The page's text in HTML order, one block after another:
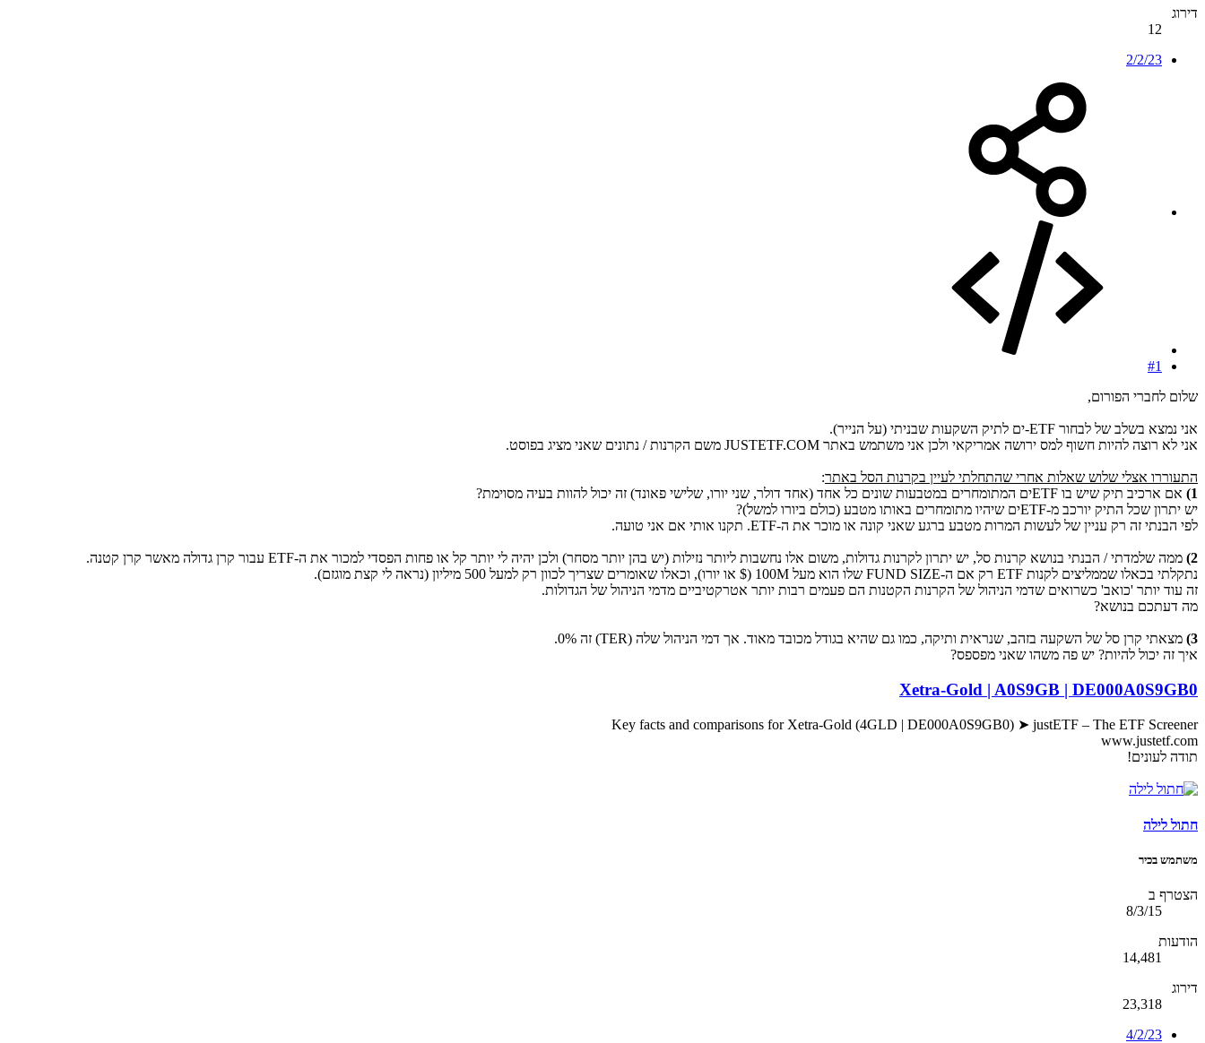
דירוג
12
2/2/23
#1
שלום לחברי הפורום,
אני נמצא בשלב של לבחור ETF-ים לתיק השקעות שבניתי (על הנייר).
אני לא רוצה להיות חשוף למס ירושה אמריקאי ולכן אני משתמש באתר JUSTETF.COM משם הקרנות / נתונים שאני מציג בפוסט.
התעוררו אצלי שלוש שאלות אחרי שהתחלתי לעיין בקרנות הסל באתר:
1)
אם ארכיב תיק שיש בו ETFים המתומחרים במטבעות שונים כל אחד (אחד דולר, שני יורו, שלישי פאונד) זה יכול להוות בעיה מסוימת?
יש יתרון שכל התיק יורכב מ-ETFים שיהיו מתומחרים באותו מטבע (כולם ביורו למשל)?
לפי הבנתי זה רק עניין של לעשות המרות מטבע ברגע שאני קונה או מוכר את ה-ETF. תקנו אותי אם אני טועה.
2) ממה שלמדתי / הבנתי בנושא קרנות סל, יש יתרון לקרנות גדולות, משום אלו נחשבות ליותר נזילות (יש בהן יותר מסחר) ולכן יהיה לי יותר קל או פחות הפסדי למכור את ה-ETF עבור קרן גדולה מאשר קרן קטנה.
נתקלתי בכאלו שממליצים לקנות ETF רק אם ה-FUND SIZE שלו הוא מעל 100M ($ או יורו), וכאלו שאומרים שצריך לכוון רק למעל 500 מיליון (נראה לי קצת מוגזם).
זה עוד יותר 'כואב' כשרואים שדמי הניהול של הקרנות הקטנות הם פעמים רבות יותר אטרקטיביים מדמי הניהול של הגדולות.
מה דעתכם בנושא?
3) מצאתי קרן סל של השקעה בזהב, שנראית ותיקה, כמו גם שהיא בגודל מכובד מאוד. אך דמי הניהול שלה (TER) זה 0%.
איך זה יכול להיות? יש פה משהו שאני מפספס?
Xetra-Gold | A0S9GB | DE000A0S9GB0
Key facts and comparisons for Xetra-Gold (4GLD | DE000A0S9GB0) ➤ justETF – The ETF Screener
www.justetf.com
תודה לעונים!
חתול לילה
משתמש בכיר
הצטרף ב
8/3/15
הודעות
14,481
דירוג
23,318
4/2/23